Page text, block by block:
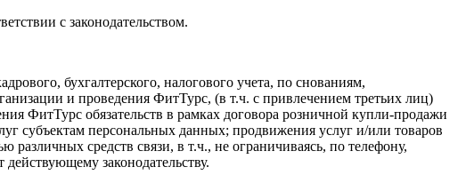
с законодательством.
бухгалтерского, налогового учета, по снованиям,
и проведения ФитТурс, (в т.ч. с привлечением третьих лиц)
ФитТурс обязательств в рамках договора розничной купли-продажи
субъектам персональных данных; продвижения услуг и/или товаров
средств связи, в т.ч., не ограничиваясь, по телефону,
законодательству.